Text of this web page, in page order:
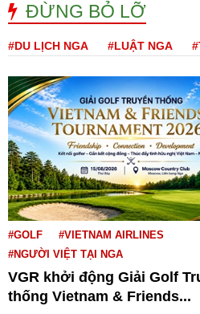
ĐỪNG BỎ LỠ
#DU LỊCH NGA #LUẬT NGA
#GOLF
#VIETNAM AIRLINES
#NGƯỜI VIỆT TẠI NGA
VGR khởi động Giải Golf
thống Vietnam & Friends...